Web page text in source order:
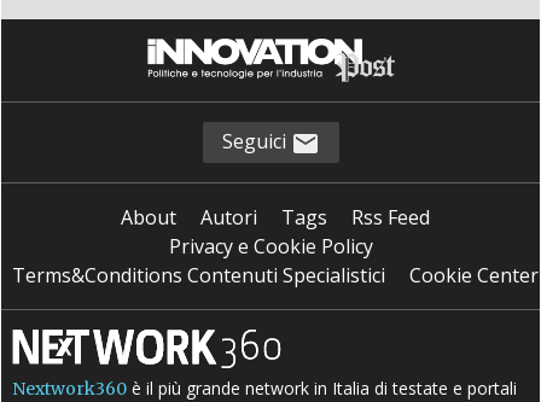
Seguici
About Autori Tags
Rss Feed
Privacy e Cookie Policy
Terms&Conditions Contenuti Specialistici
Cookie Center
Nextwork360 è il più grande network in Italia di testate e portali